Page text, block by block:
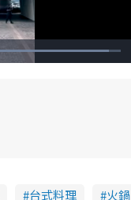
台式料理 火鍋